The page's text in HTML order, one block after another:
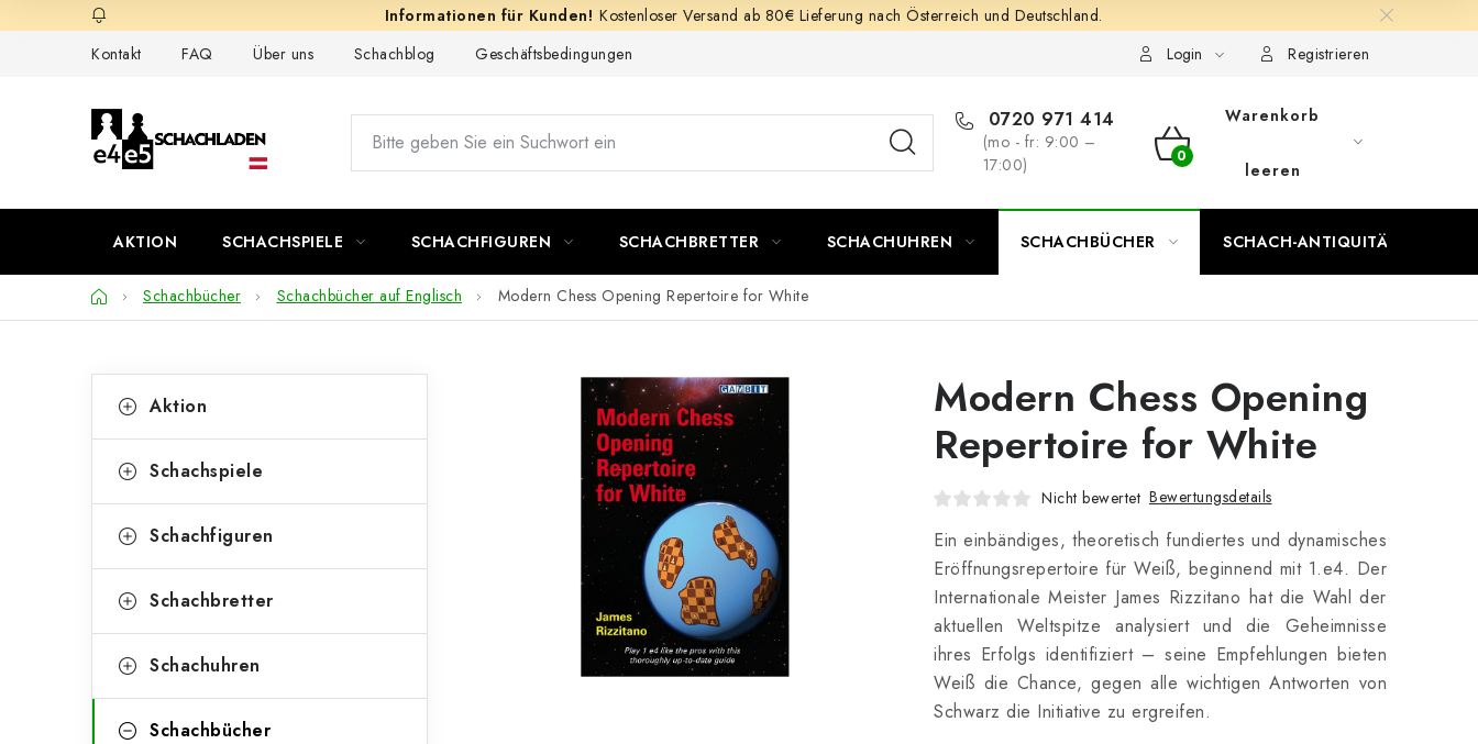
Inhalt
Kostenloser Versand ab 80€ Lieferung nach Österreich und Deutschland.
Kontakt
FAQ Über uns Schachblog Geschäftsbedingungen Login Registrieren
0720 971 414
(mo - fr: 9:00 –
17:00)
WARENKORB
Warenkorb
leeren
AKTION SCHACHSPIELE SCHACHFIGUREN SCHACHBRETTER SCHACHUHREN SCHACHBÜCHER SCHACH-ANTIQUITÄTENLADEN
StartseiteSchachbücher Schachbücher auf Englisch Modern Chess Opening Repertoire for White
e
t
e
l
e
überspringen
a
e
o
i
Aktion
Schachspiele
Schachfiguren
Schachbretter
Schachuhren
Schachbücher
Modern Chess Opening
Repertoire for White
Nicht bewertet Bewertungsdetails
Ein einbändiges, theoretisch fundiertes und dynamisches
Eröffnungsrepertoire für Weiß, beginnend mit 1.e4. Der
Internationale Meister James Rizzitano hat die Wahl der
aktuellen Weltspitze analysiert und die Geheimnisse
ihres Erfolgs identifiziert – seine Empfehlungen bieten
Weiß die Chance, gegen alle wichtigen Antworten von
Schwarz die Initiative zu ergreifen.